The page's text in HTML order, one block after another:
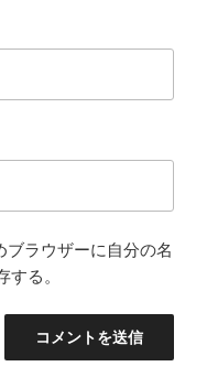
ブラウザーに自分の名
る。